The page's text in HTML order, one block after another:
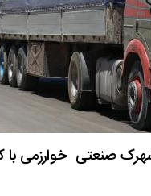
صنعتی خوارزمی با